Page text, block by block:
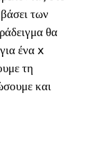
των
θα
ένα x
τη
και